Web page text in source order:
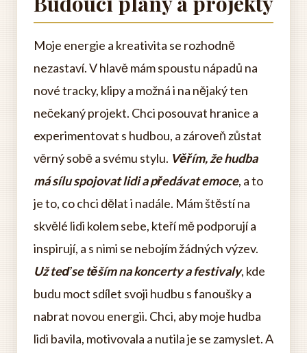
Moje energie a kreativita se rozhodně
nezastaví. V hlavě mám spoustu nápadů na
nové tracky, klipy a možná i na nějaký ten
nečekaný projekt. Chci posouvat hranice a
experimentovat s hudbou, a zároveň zůstat
věrný sobě a svému stylu. Věřím, že hudba
má sílu spojovat lidi a předávat emoce, a to
je to, co chci dělat i nadále. Mám štěstí na
skvělé lidi kolem sebe, kteří mě podporují a
inspirují, a s nimi se nebojím žádných výzev.
Už teď se těším na koncerty a festivaly, kde
budu moct sdílet svoji hudbu s fanoušky a
nabrat novou energii. Chci, aby moje hudba
lidi bavila, motivovala a nutila je se zamyslet. A